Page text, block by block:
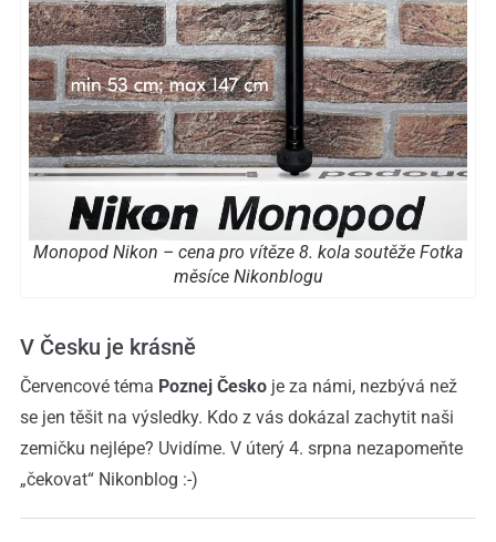
Monopod Nikon – cena pro vítěze 8. kola soutěže Fotka
měsíce Nikonblogu
V Česku je krásně
Červencové téma Poznej Česko je za námi, nezbývá než
se jen těšit na výsledky. Kdo z vás dokázal zachytit naši
zemičku nejlépe? Uvidíme. V úterý 4. srpna nezapomeňte
„čekovat“ Nikonblog :-)